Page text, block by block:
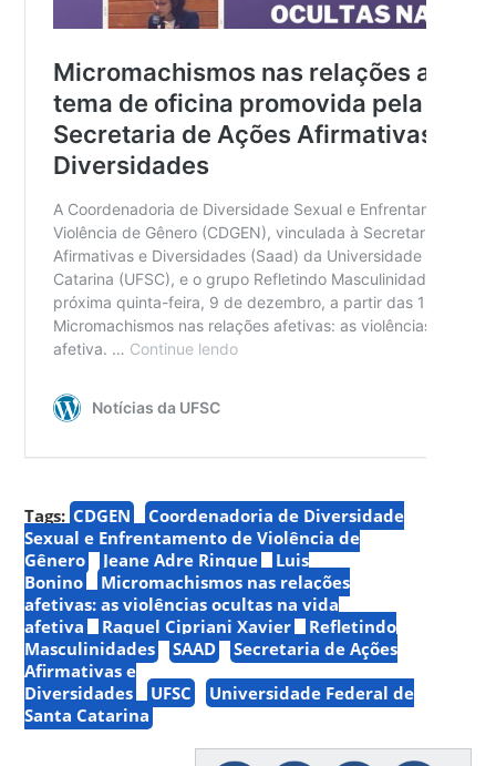
Tags: CDGEN
Coordenadoria de Diversidade
Sexual e Enfrentamento de Violência de
Gênero
Jeane Adre Rinque
Luis
Bonino
Micromachismos nas relações
afetivas: as violências ocultas na vida
afetiva
Raquel Cipriani Xavier
Refletindo
Masculinidades
SAAD
Secretaria de Ações
Afirmativas e
Diversidades
UFSC
Universidade Federal de
Santa Catarina